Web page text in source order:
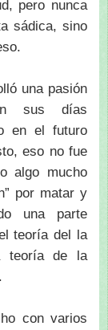
pero nunca
sádica, sino
una pasión
sus días
en el futuro
eso no fue
algo mucho
por matar y
una parte
teoría del la
teoría de la
con varios